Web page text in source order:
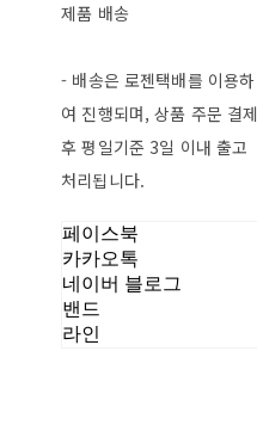
제품 배송
- 배송은 로젠택배를 이용하
여 진행되며, 상품 주문 결제
후 평일기준 3일 이내 출고
처리됩니다.
페이스북
카카오톡
네이버 블로그
밴드
라인